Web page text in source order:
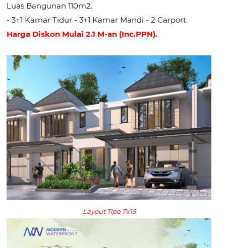
Luas Bangunan 110m2.
- 3+1 Kamar Tidur - 3+1 Kamar Mandi - 2 Carport.
Harga Diskon Mulai 2.1 M-an (Inc.PPN).
Layout Tipe 7x15